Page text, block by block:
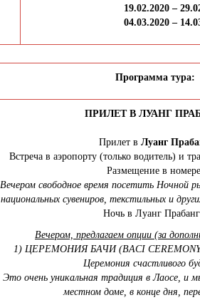
19.02.2020 –
04.03.2020 –
Программа тура:
ПРИЛЕТ В ЛУАНГ
Прилет в Луанг
Встреча в аэропорту (только водитель) и
Размещение в
Вечером свободное время посетить Ночной
национальных сувениров, текстильных и
Ночь в Луанг
Вечером, предлагаем опции (за
1) ЦЕРЕМОНИЯ БАЧИ (BACI CEREMONY
Церемония счастливого
Это очень уникальная традиция в Лаосе, и
местном доме, в конце дня,